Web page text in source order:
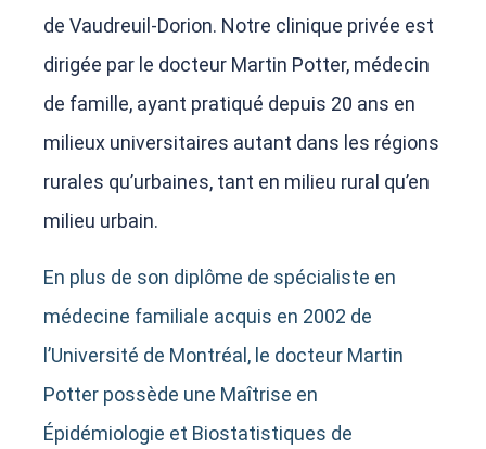
de Vaudreuil-Dorion. Notre clinique privée est
dirigée par le docteur Martin Potter, médecin
de famille, ayant pratiqué depuis 20 ans en
milieux universitaires autant dans les régions
rurales qu’urbaines, tant en milieu rural qu’en
milieu urbain.
En plus de son diplôme de spécialiste en
médecine familiale acquis en 2002 de
l’Université de Montréal, le docteur Martin
Potter possède une Maîtrise en
Épidémiologie et Biostatistiques de